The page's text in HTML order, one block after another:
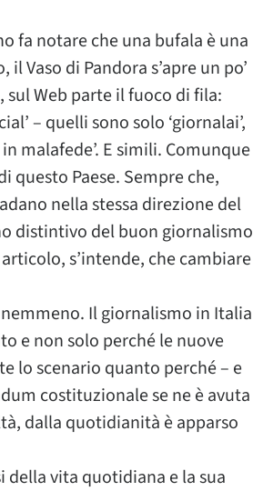
fa notare che una bufala è una
Vaso di Pandora s’apre un po’
Web parte il fuoco di fila:
– quelli sono solo ‘giornalai’,
in malafede’. E simili. Comunque
Paese. Sempre che,
nella stessa direzione del
distintivo del buon giornalismo
s’intende, che cambiare
Il giornalismo in Italia
e non solo perché le nuove
lo scenario quanto perché – e
costituzionale se ne è avuta
dalla quotidianità è apparso
vita quotidiana e la sua